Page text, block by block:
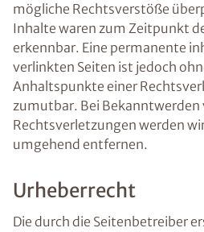
mögliche Rechtsverstöße
Inhalte waren zum Zeitpunkt
erkennbar. Eine permanente
verlinkten Seiten ist jedoch
Anhaltspunkte einer
zumutbar. Bei Bekanntwerden
Rechtsverletzungen werden
umgehend entfernen.
Urheberrecht
Die durch die Seitenbetreiber